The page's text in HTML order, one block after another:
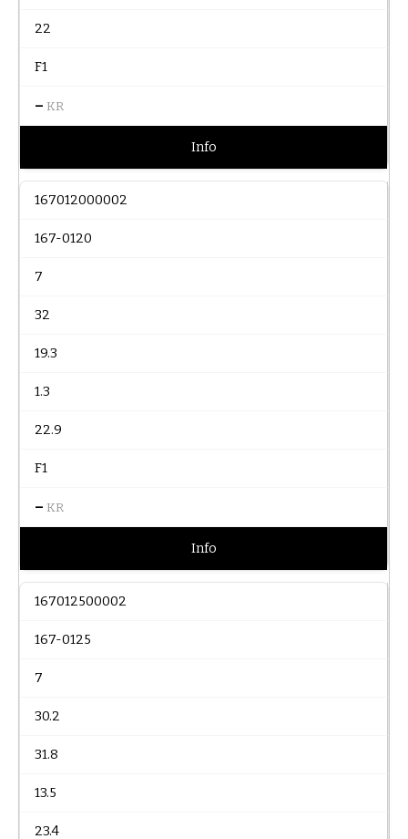
22
F1
– KR
Info
167012000002
167-0120
7
32
19.3
1.3
22.9
F1
– KR
Info
167012500002
167-0125
7
30.2
31.8
13.5
23.4